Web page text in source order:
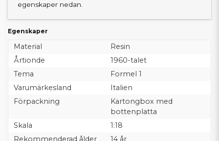
egenskaper nedan.
Egenskaper
Material
Resin
Årtionde
1960-talet
Tema
Formel 1
Varumärkesland
Italien
Förpackning
Kartongbox med
bottenplatta
Skala
1:18
Rekommenderad ålder
14 år